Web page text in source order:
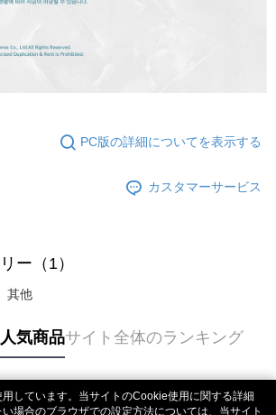
PC版の詳細についてを表示する
カスタマーサービス
ー（1）
其他
気商品サイト全体のランキング
しています。当サイトのCookie使用に関する詳細
場合のブラウザでの設定方法については、当サイト